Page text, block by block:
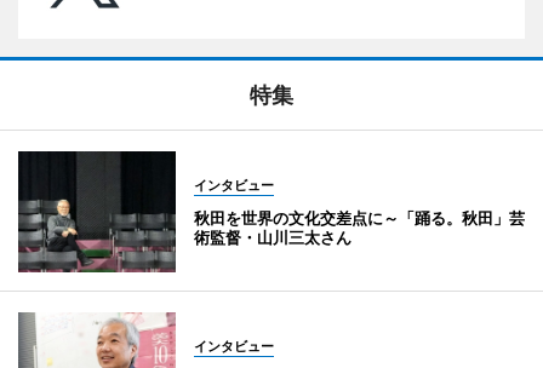
特集
インタビュー
秋田を世界の文化交差点に～「踊る。秋田」芸
術監督・山川三太さん
インタビュー